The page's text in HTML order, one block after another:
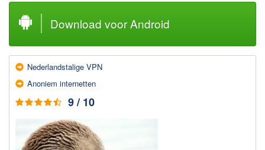
Foto apps
Screenshots Maken
Audio & Video
Branden en Rippen
Media streamen
Mediaspeler
Opnemen Audio en Video
Download voor Android
Nederlands­talige VPN
Anoniem internetten
9 / 10